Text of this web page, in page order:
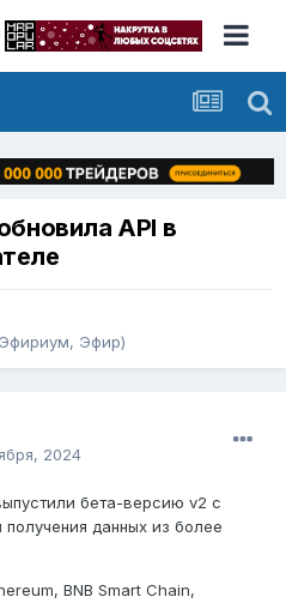
API в
Эфир)
2024
бета-версию v2 с
данных из более
BNB Smart Chain,